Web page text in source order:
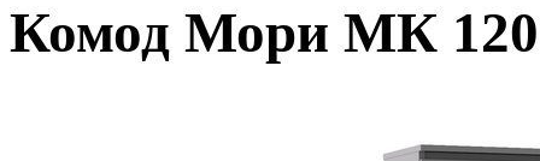
Комод Мори МК